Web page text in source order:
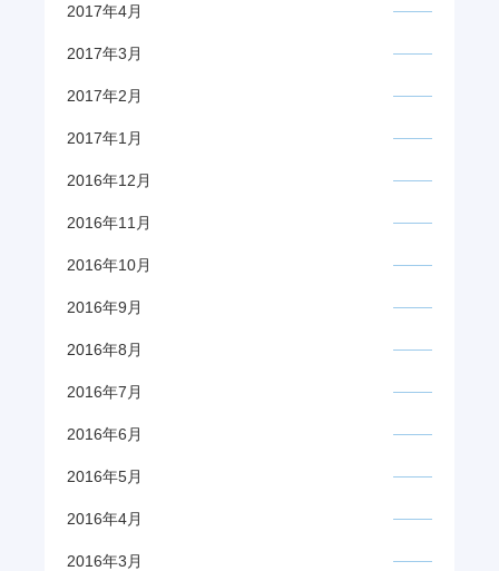
2017年4月
2017年3月
2017年2月
2017年1月
2016年12月
2016年11月
2016年10月
2016年9月
2016年8月
2016年7月
2016年6月
2016年5月
2016年4月
2016年3月